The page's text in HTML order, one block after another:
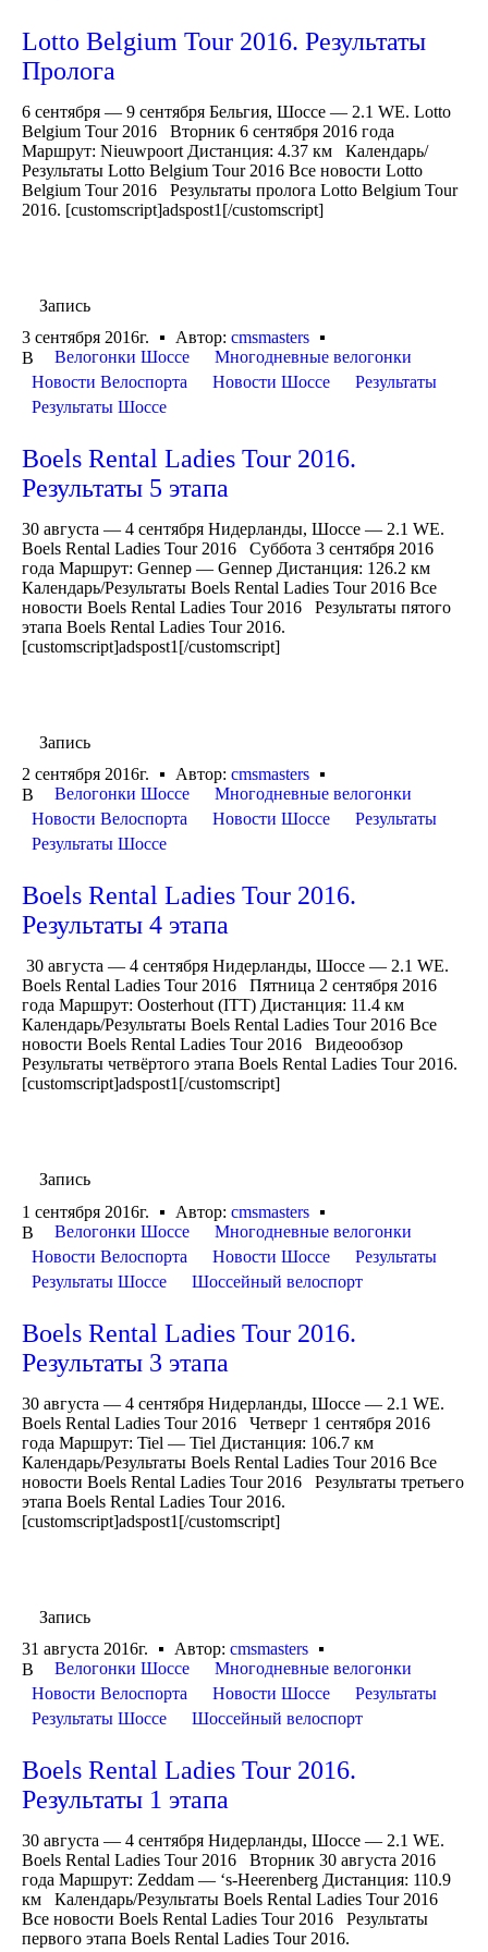
Lotto Belgium Tour 2016. Результаты
Пролога
6 сентября — 9 сентября Бельгия, Шоссе — 2.1 WE. Lotto
Belgium Tour 2016 Вторник 6 сентября 2016 года
Маршрут: Nieuwpoort Дистанция: 4.37 км Календарь/
Результаты Lotto Belgium Tour 2016 Все новости Lotto
Belgium Tour 2016 Результаты пролога Lotto Belgium Tour
2016. [customscript]adspost1[/customscript]
Запись
3 сентября 2016г.
Автор: cmsmasters
В
Велогонки Шоссе
Многодневные велогонки
Новости Велоспорта
Новости Шоссе
Результаты
Результаты Шоссе
Boels Rental Ladies Tour 2016.
Результаты 5 этапа
30 августа — 4 сентября Нидерланды, Шоссе — 2.1 WE.
Boels Rental Ladies Tour 2016 Суббота 3 сентября 2016
года Маршрут: Gennep — Gennep Дистанция: 126.2 км
Календарь/Результаты Boels Rental Ladies Tour 2016 Все
новости Boels Rental Ladies Tour 2016 Результаты пятого
этапа Boels Rental Ladies Tour 2016.
[customscript]adspost1[/customscript]
Запись
2 сентября 2016г.
Автор: cmsmasters
В
Велогонки Шоссе
Многодневные велогонки
Новости Велоспорта
Новости Шоссе
Результаты
Результаты Шоссе
Boels Rental Ladies Tour 2016.
Результаты 4 этапа
30 августа — 4 сентября Нидерланды, Шоссе — 2.1 WE.
Boels Rental Ladies Tour 2016 Пятница 2 сентября 2016
года Маршрут: Oosterhout (ITT) Дистанция: 11.4 км
Календарь/Результаты Boels Rental Ladies Tour 2016 Все
новости Boels Rental Ladies Tour 2016 Видеообзор
Результаты четвёртого этапа Boels Rental Ladies Tour 2016.
[customscript]adspost1[/customscript]
Запись
1 сентября 2016г.
Автор: cmsmasters
В
Велогонки Шоссе
Многодневные велогонки
Новости Велоспорта
Новости Шоссе
Результаты
Результаты Шоссе
Шоссейный велоспорт
Boels Rental Ladies Tour 2016.
Результаты 3 этапа
30 августа — 4 сентября Нидерланды, Шоссе — 2.1 WE.
Boels Rental Ladies Tour 2016 Четверг 1 сентября 2016
года Маршрут: Tiel — Tiel Дистанция: 106.7 км
Календарь/Результаты Boels Rental Ladies Tour 2016 Все
новости Boels Rental Ladies Tour 2016 Результаты третьего
этапа Boels Rental Ladies Tour 2016.
[customscript]adspost1[/customscript]
Запись
31 августа 2016г.
Автор: cmsmasters
В
Велогонки Шоссе
Многодневные велогонки
Новости Велоспорта
Новости Шоссе
Результаты
Результаты Шоссе
Шоссейный велоспорт
Boels Rental Ladies Tour 2016.
Результаты 1 этапа
30 августа — 4 сентября Нидерланды, Шоссе — 2.1 WE.
Boels Rental Ladies Tour 2016 Вторник 30 августа 2016
года Маршрут: Zeddam — ‘s-Heerenberg Дистанция: 110.9
км Календарь/Результаты Boels Rental Ladies Tour 2016
Все новости Boels Rental Ladies Tour 2016 Результаты
первого этапа Boels Rental Ladies Tour 2016.